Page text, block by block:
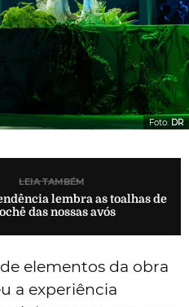
Foto:DR
LEIA TAMBÉM
lembra as toalhas de
das nossas avós
elementos da obra
a experiência